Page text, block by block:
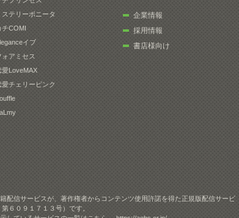
ステリーボニータ
チCOMI
イブ
ォアミセス
愛LoveMAX
愛チェリーピンク
企業情報
採用情報
書店様向け
配信サービスが、著作権者からコンテンツ使用許諾を得た正規版配信サービ
６０９１７１３号）です。